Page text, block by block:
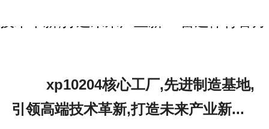
xp10204核心工厂,先进制造基地,
引领高端技术革新,打造未来产业新...